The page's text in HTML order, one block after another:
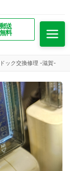
送
料
ック交換修理 -滋賀-